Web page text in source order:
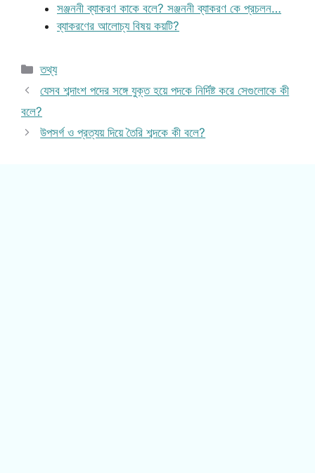
সঞ্জননী ব্যাকরণ কাকে বলে? সঞ্জননী ব্যাকরণ কে প্রচলন…
ব্যাকরণের আলোচ্য বিষয় কয়টি?
Categories
তথ্য
যেসব শব্দাংশ পদের সঙ্গে যুক্ত হয়ে পদকে নির্দিষ্ট করে সেগুলোকে কী
বলে?
উপসর্গ ও প্রত্যয় দিয়ে তৈরি শব্দকে কী বলে?